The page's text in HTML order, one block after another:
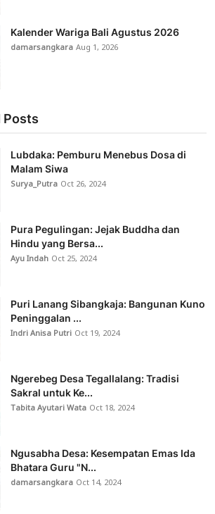
Kalender Wariga Bali Agustus 2026
damarsangkaraAug 1, 2026
Posts
Lubdaka: Pemburu Menebus Dosa di
Malam Siwa
Surya_Putra Oct 26, 2024
Pura Pegulingan: Jejak Buddha dan
Hindu yang Bersa...
Ayu Indah Oct 25, 2024
Puri Lanang Sibangkaja: Bangunan Kuno
Peninggalan ...
Indri Anisa Putri Oct 19, 2024
Ngerebeg Desa Tegallalang: Tradisi
Sakral untuk Ke...
Tabita Ayutari Wata Oct 18, 2024
Ngusabha Desa: Kesempatan Emas Ida
Bhatara Guru "N...
damarsangkara Oct 14, 2024